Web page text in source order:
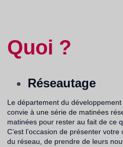
Quoi ?
Réseautage
Le département du
convie à une série de matinées
matinées pour rester au fait de ce
C’est l’occasion de présenter
du réseau, de prendre de leurs